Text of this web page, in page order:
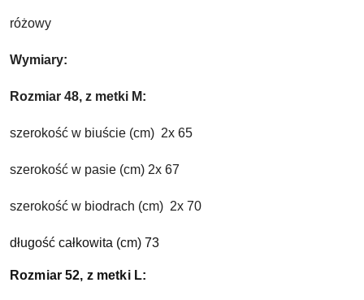
różowy
Wymiary:
Rozmiar 48, z metki M:
szerokość w biuście (cm)  2x 65
szerokość w pasie (cm) 2x 67
szerokość w biodrach (cm)  2x 70
długość całkowita (cm) 73
Rozmiar 52, z metki L: